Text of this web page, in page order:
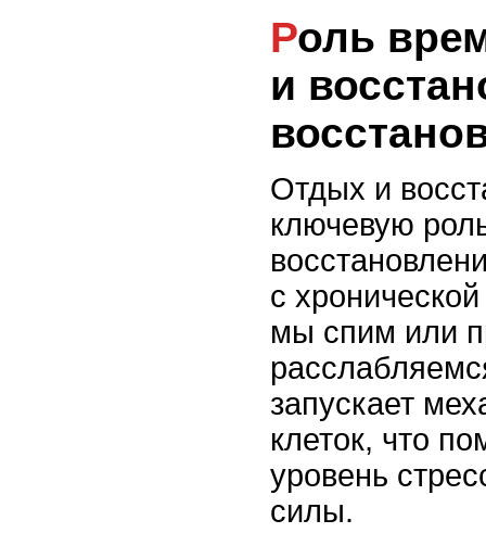
Роль времени на отдых
и
Отдых и
ключевую
с
мы спим или
запускает
клеток, что
уровень
силы.